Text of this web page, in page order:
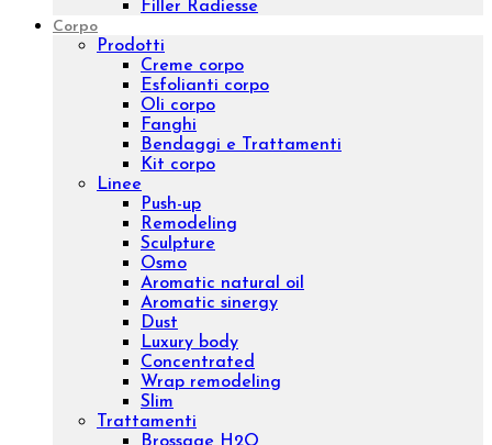
Inibhit
Elisir shock
Diamond
Purifing
Luxury
Concentrated
Whitening
Sensitive
Aromatic sinergy
Eye contour treatment
Hydrating and Nutritive
Professional face
Trattamenti
Diamond Lifting Face
H2O Treatment
Purifing Treatment
Sensitive Treatment
Venere o Afrodite?
Whitening Treatment
Filler Radiesse